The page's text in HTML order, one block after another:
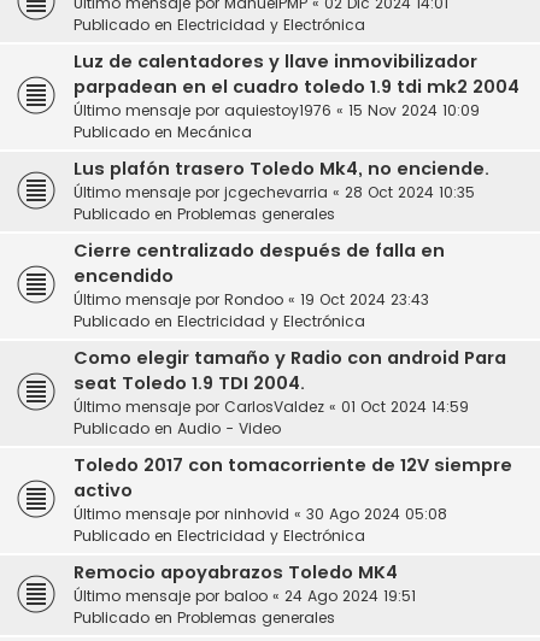
Publicado en Electricidad y Electrónica
Luz de calentadores y llave inmovibilizador
parpadean en el cuadro toledo 1.9 tdi mk2 2004
Último mensaje por aquiestoy1976 « 15 Nov 2024 10:09
Publicado en Mecánica
Lus plafón trasero Toledo Mk4, no enciende.
Último mensaje por jcgechevarria « 28 Oct 2024 10:35
Publicado en Problemas generales
Cierre centralizado después de falla en
encendido
Último mensaje por Rondoo « 19 Oct 2024 23:43
Publicado en Electricidad y Electrónica
Como elegir tamaño y Radio con android Para
seat Toledo 1.9 TDI 2004.
Último mensaje por CarlosValdez « 01 Oct 2024 14:59
Publicado en Audio - Video
Toledo 2017 con tomacorriente de 12V siempre
activo
Último mensaje por ninhovid « 30 Ago 2024 05:08
Publicado en Electricidad y Electrónica
Remocio apoyabrazos Toledo MK4
Último mensaje por baloo « 24 Ago 2024 19:51
Publicado en Problemas generales